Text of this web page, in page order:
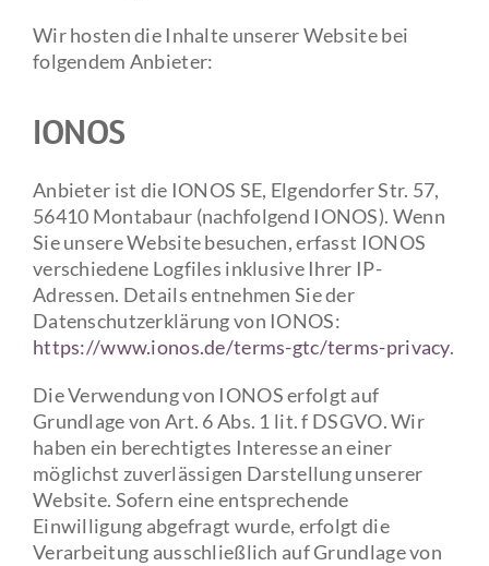
Wir hosten die Inhalte unserer Website bei
folgendem Anbieter:
IONOS
Anbieter ist die IONOS SE, Elgendorfer Str. 57,
56410 Montabaur (nachfolgend IONOS). Wenn
Sie unsere Website besuchen, erfasst IONOS
verschiedene Logfiles inklusive Ihrer IP-
Adressen. Details entnehmen Sie der
Datenschutzerklärung von IONOS:
https://www.ionos.de/terms-gtc/terms-privacy.
Die Verwendung von IONOS erfolgt auf
Grundlage von Art. 6 Abs. 1 lit. f DSGVO. Wir
haben ein berechtigtes Interesse an einer
möglichst zuverlässigen Darstellung unserer
Website. Sofern eine entsprechende
Einwilligung abgefragt wurde, erfolgt die
Verarbeitung ausschließlich auf Grundlage von